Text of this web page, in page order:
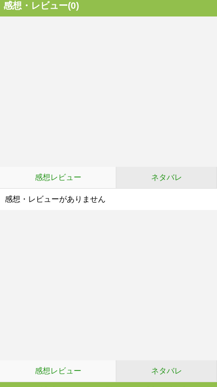
感想・レビュー(0)
感想レビュー ネタバレ
感想・レビューがありません
感想レビュー ネタバレ